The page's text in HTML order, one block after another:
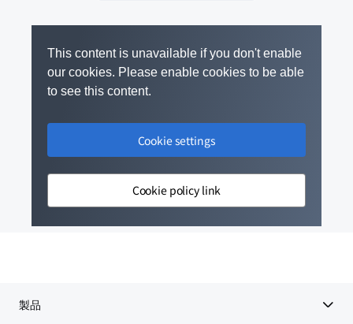
This content is unavailable if you don't enable
our cookies. Please enable cookies to be able
to see this content.
Cookie settings
Cookie policy link
製品